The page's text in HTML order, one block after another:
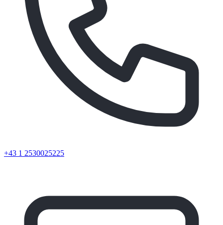
+43 1 2530025225